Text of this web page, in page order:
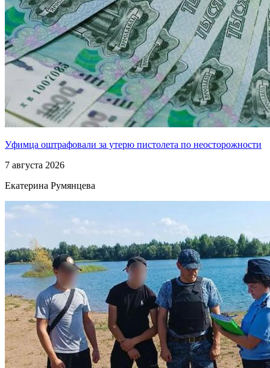
Уфимца оштрафовали за утерю пистолета по неосторожности
7 августа 2026
Екатерина Румянцева